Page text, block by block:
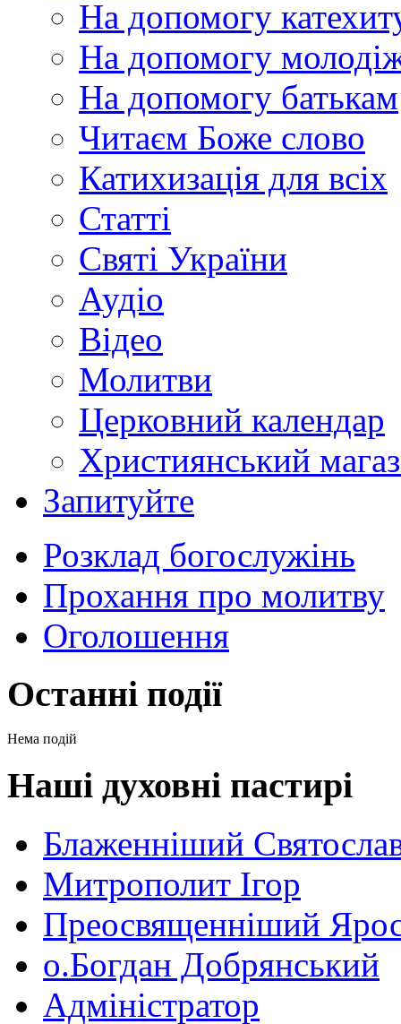
На допомогу
На допомогу
На допомогу батькам
Читаєм Боже слово
Катихизація для всіх
Статті
Святі України
Аудіо
Відео
Молитви
Церковний календар
Християнський
Запитуйте
Розклад богослужінь
Прохання про молитву
Оголошення
Останні події
Нема подій
Наші духовні пастирі
Блаженніший
Митрополит Ігор
Преосвященніший
о.Богдан Добрянський
Адміністратор